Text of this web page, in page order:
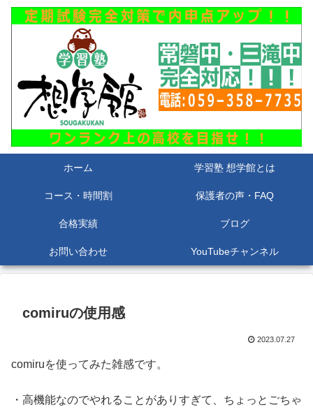
ホーム 学習塾 想学館とは
コース・時間割 保護者の声・FAQ
合格実績 ブログ
お問い合わせ YouTubeチャンネル
comiruの使用感
2023.07.27
comiruを使ってみた雑感です。
・高機能なのでやれることがありすぎて、ちょっとごちゃ